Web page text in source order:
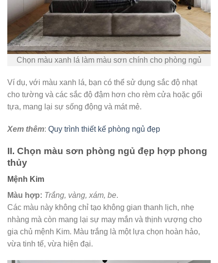
Chọn màu xanh lá làm màu sơn chính cho phòng ngủ
Ví dụ, với màu xanh lá, bạn có thể sử dụng sắc độ nhạt
cho tường và các sắc độ đậm hơn cho rèm cửa hoặc gối
tựa, mang lại sự sống động và mát mẻ.
Xem thêm: Quy trình thiết kế phòng ngủ đẹp
II. Chọn màu sơn phòng ngủ đẹp hợp phong
thủy
Mệnh Kim
Màu hợp: Trắng, vàng, xám, be.
Các màu này không chỉ tạo không gian thanh lịch, nhẹ
nhàng mà còn mang lại sự may mắn và thịnh vượng cho
gia chủ mệnh Kim. Màu trắng là một lựa chọn hoàn hảo,
vừa tinh tế, vừa hiện đại.